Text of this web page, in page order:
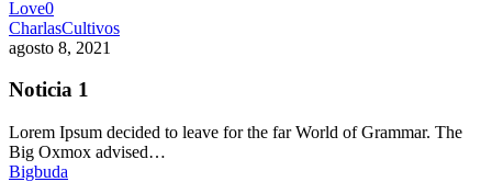
Love0
CharlasCultivos
agosto 8, 2021
Noticia 1
Lorem Ipsum decided to leave for the far World of Grammar. The
Big Oxmox advised…
Bigbuda